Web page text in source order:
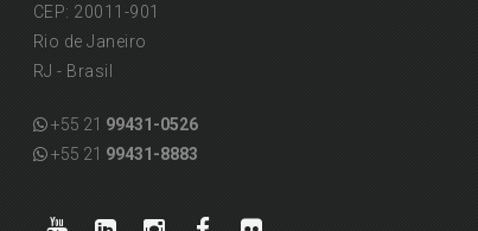
CEP: 20011-901
Rio de Janeiro
RJ - Brasil
+55 21 99431-0526
+55 21 99431-8883